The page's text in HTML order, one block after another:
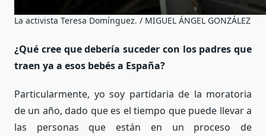
La activista Teresa Domínguez. / MIGUEL ÁNGEL GONZÁLEZ
¿Qué cree que debería suceder con los padres que
traen ya a esos bebés a España?
Particularmente, yo soy partidaria de la moratoria
de un año, dado que es el tiempo que puede llevar a
las personas que están en un proceso de